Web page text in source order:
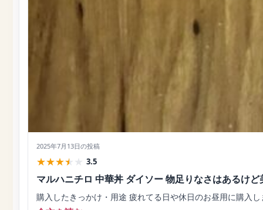
2025年7月13日の投稿
★★★★ ★ 3.5
マルハニチロ 中華丼 ダイソー 物足りなさはあるけど
購入したきっかけ・用途 疲れてる日や休日のお昼用に購入